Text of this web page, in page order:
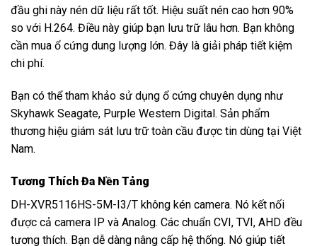
đầu ghi này nén dữ liệu rất tốt. Hiệu suất nén cao hơn 90%
so với H.264. Điều này giúp bạn lưu trữ lâu hơn. Bạn không
cần mua ổ cứng dung lượng lớn. Đây là giải pháp tiết kiệm
chi phí.
Bạn có thể tham khảo sử dụng ổ cứng chuyên dụng như
Skyhawk Seagate, Purple Western Digital. Sản phẩm
thương hiệu giám sát lưu trữ toàn cầu được tin dùng tại Việt
Nam.
Tương Thích Đa Nền Tảng
DH-XVR5116HS-5M-I3/T không kén camera. Nó kết nối
được cả camera IP và Analog. Các chuẩn CVI, TVI, AHD đều
tương thích. Bạn dễ dàng nâng cấp hệ thống. Nó giúp tiết